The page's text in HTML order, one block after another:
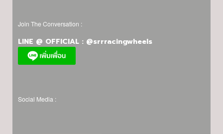
Join The Conversation :
LINE @ OFFICIAL : @srrracingwheels
Social Media :